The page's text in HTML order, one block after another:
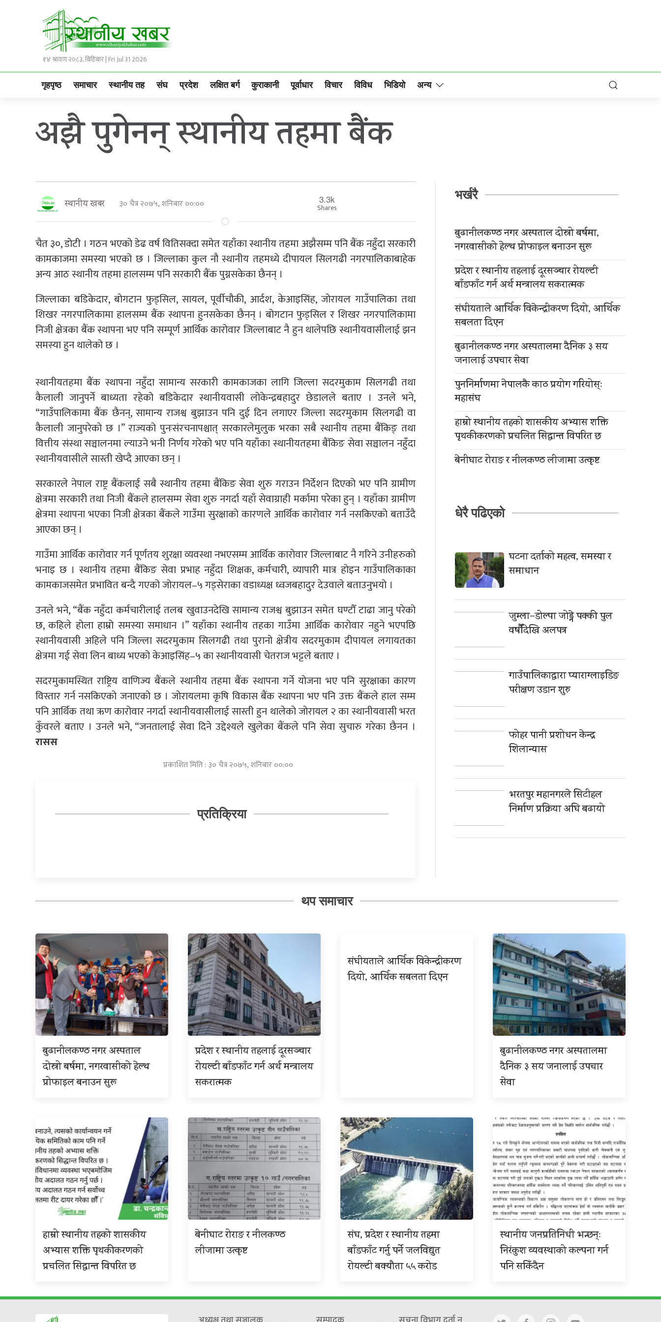
१४ श्रावण २०८३, बिहिबार | Fri Jul 31 2026
गृहपृष्ठ समाचार स्थानीय तह संघ प्रदेश लक्षित बर्ग कुराकानी पूर्वाधार विचार विविध भिडियो अन्य
अझै पुगेनन् स्थानीय तहमा बैंक
स्थानीय खबर ३० चैत्र २०७५, शनिबार ००:०० 3.3k
Shares
चैत ३०, डोटी । गठन भएको डेढ वर्ष वितिसक्दा समेत यहाँका स्थानीय तहमा अझैसम्म पनि बैंक नहुँदा सरकारी
कामकाजमा समस्या भएको छ । जिल्लाका कुल नौ स्थानीय तहमध्ये दीपायल सिलगढी नगरपालिकाबाहेक
अन्य आठ स्थानीय तहमा हालसम्म पनि सरकारी बैंक पुग्नसकेका छैनन् ।
जिल्लाका बडिकेदार, बोगटान फुड्सिल, सायल, पूर्वीचौकी, आर्दश, केआइसिंह, जोरायल गाउँपालिका तथा
शिखर नगरपालिकामा हालसम्म बैंक स्थापना हुनसकेका छैनन् । बोगटान फुड्सिल र शिखर नगरपालिकामा
निजी क्षेत्रका बैंक स्थापना भए पनि सम्पूर्ण आर्थिक कारोवार जिल्लाबाट नै हुन थालेपछि स्थानीयवासीलाई झन
समस्या हुन थालेको छ ।
स्थानीयतहमा बैंक स्थापना नहुँदा सामान्य सरकारी कामकाजका लागि जिल्ला सदरमुकाम सिलगढी तथा
कैलाली जानुपर्ने बाध्यता रहेको बडिकेदार स्थानीयवासी लोकेन्द्रबहादुर छेडालले बताए । उनले भने,
“गाउँपालिकामा बैंक छैनन्, सामान्य राजश्व बुझाउन पनि दुई दिन लगाएर जिल्ला सदरमुकाम सिलगढी वा
कैलाली जानुपरेको छ ।” राज्यको पुनःसंरचनापश्चात् सरकारलेमुलुक भरका सबै स्थानीय तहमा बैंकिङ् तथा
वित्तीय संस्था सञ्चालनमा ल्याउने भनी निर्णय गरेको भए पनि यहाँका स्थानीयतहमा बैंकिङ सेवा सञ्चालन नहुँदा
स्थानीयवासीले सास्ती खेप्दै आएका छन् ।
सरकारले नेपाल राष्ट्र बैंकलाई सबै स्थानीय तहमा बैंकिङ सेवा शुरु गराउन निर्देशन दिएको भए पनि ग्रामीण
क्षेत्रमा सरकारी तथा निजी बैंकले हालसम्म सेवा शुरु नगर्दा यहाँ सेवाग्राही मर्कामा परेका हुन् । यहाँका ग्रामीण
क्षेत्रमा स्थापना भएका निजी क्षेत्रका बैंकले गाउँमा सुरक्षाको कारणले आर्थिक कारोवार गर्न नसकिएको बताउँदै
आएका छन् ।
गाउँमा आर्थिक कारोवार गर्न पूर्णतय शुरक्षा व्यवस्था नभएसम्म आर्थिक कारोवार जिल्लाबाट नै गरिने उनीहरुको
भनाइ छ । स्थानीय तहमा बैंकिङ सेवा प्रभाह नहुँदा शिक्षक, कर्मचारी, व्यापारी मात्र होइन गाउँपालिकाका
कामकाजसमेत प्रभावित बन्दै गएको जोरायल–५ गड्सेराका वडाध्यक्ष ध्वजबहादुर देउवाले बताउनुभयो ।
उनले भने, “बैंक नहुँदा कर्मचारीलाई तलब खुवाउनदेखि सामान्य राजश्व बुझाउन समेत घण्टौँ टाढा जानु परेको
छ, कहिले होला हाम्रो समस्या समाधान ।” यहाँका स्थानीय तहका गाउँमा आर्थिक कारोवार नहुने भएपछि
स्थानीयवासी अहिले पनि जिल्ला सदरमुकाम सिलगढी तथा पुरानो क्षेत्रीय सदरमुकाम दीपायल लगायतका
क्षेत्रमा गई सेवा लिन बाध्य भएको केआइसिंह–५ का स्थानीयवासी चेतराज भट्टले बताए ।
सदरमुकामस्थित राष्ट्रिय वाणिज्य बैंकले स्थानीय तहमा बैंक स्थापना गर्ने योजना भए पनि सुरक्षाका कारण
विस्तार गर्न नसकिएको जनाएको छ । जोरायलमा कृषि विकास बैंक स्थापना भए पनि उक्त बैंकले हाल सम्म
पनि आर्थिक तथा ऋण कारोवार नगर्दा स्थानीयवासीलाई सास्ती हुन थालेको जोरायल २ का स्थानीयवासी भरत
कुँवरले बताए । उनले भने, “जनतालाई सेवा दिने उद्देश्यले खुलेका बैंकले पनि सेवा सुचारु गरेका छैनन ।
रासस
प्रकाशित मिति : ३० चैत्र २०७५, शनिबार ००:००
प्रतिक्रिया
भर्खरै
बुढानीलकण्ठ नगर अस्पताल दोस्रो बर्षमा,
नगरवासीको हेल्थ प्रोफाइल बनाउन सुरू
प्रदेश र स्थानीय तहलाई दूरसञ्चार रोयल्टी
बाँडफाँट गर्न अर्थ मन्त्रालय सकरात्मक
संघीयताले आर्थिक विकेन्द्रीकरण दियो, आर्थिक
सबलता दिएन
बुढानीलकण्ठ नगर अस्पतालमा दैनिक ३ सय
जनालाई उपचार सेवा
पुननिर्माणमा नेपालकै काठ प्रयोग गरियोस्ः
महासंघ
हाम्रो स्थानीय तहको शासकीय अभ्यास शक्ति
पृथकीकरणको प्रचलित सिद्धान्त विपरित छ
बेनीघाट रोराङ र नीलकण्ठ लीजामा उत्कृष्ट
धेरै पढिएको
घटना दर्ताको महत्व, समस्या र
समाधान
जुम्ला–डोल्पा जोड्ने पक्की पुल
वर्षौँदेखि अलपत्र
गाउँपालिकाद्वारा प्याराग्लाइडिङ
परीक्षण उडान शुरु
फोहर पानी प्रशोधन केन्द्र
शिलान्यास
भरतपुर महानगरले सिटीहल
निर्माण प्रक्रिया अघि बढायो
थप समाचार
बुढानीलकण्ठ नगर अस्पताल
दोस्रो बर्षमा, नगरवासीको हेल्थ
प्रोफाइल बनाउन सुरू
प्रदेश र स्थानीय तहलाई दूरसञ्चार
रोयल्टी बाँडफाँट गर्न अर्थ मन्त्रालय
सकरात्मक
संघीयताले आर्थिक विकेन्द्रीकरण
दियो, आर्थिक सबलता दिएन
बुढानीलकण्ठ नगर अस्पतालमा
दैनिक ३ सय जनालाई उपचार
सेवा
हाम्रो स्थानीय तहको शासकीय
अभ्यास शक्ति पृथकीकरणको
प्रचलित सिद्धान्त विपरित छ
बेनीघाट रोराङ र नीलकण्ठ
लीजामा उत्कृष्ट
संघ, प्रदेश र स्थानीय तहमा
बाँडफाँट गर्नु पर्ने जलविद्युत
रोयल्टी बक्यौता ५५ करोड
स्थानीय जनप्रतिनिधी भन्छन्ः
निरंकुश व्यवस्थाको कल्पना गर्न
पनि सकिँदैन